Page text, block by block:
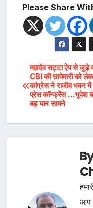
Please Share
Post
महादेव सट्टा ऐप से जुड़े
CBI की छापेमारी को
कांग्रेस ने राजीव भवन में
प्रेस कॉन्फ्रेंस …भूपेश
बड़ यान सामने
By
आप